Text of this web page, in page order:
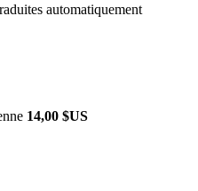
automatiquement
14,00 $US